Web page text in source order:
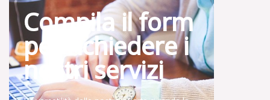
Compila il form
per richiedere i
nostri servizi